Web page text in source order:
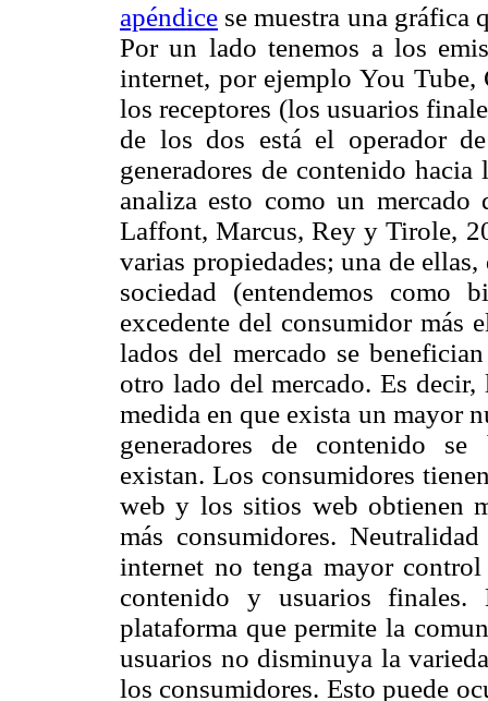
apéndice se muestra una
Por un lado tenemos a los
internet, por ejemplo You
los receptores (los usuarios
de los dos está el operador
generadores de contenido
analiza esto como un
Laffont, Marcus, Rey y Tirole,
varias propiedades; una de
sociedad (entendemos como
excedente del consumidor más
lados del mercado se
otro lado del mercado. Es
medida en que exista un mayor
generadores de contenido se
existan. Los consumidores
web y los sitios web obtienen
más consumidores.
internet no tenga mayor control
contenido y usuarios
plataforma que permite la
usuarios no disminuya la
los consumidores. Esto puede